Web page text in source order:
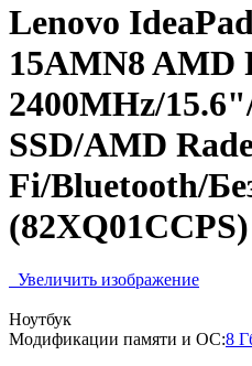
Lenovo
15AMN8 AMD
2400MHz/
SSD/AMD
Fi/Bluetooth/
Увеличить изображение
Ноутбук
Модификации памяти и ОС:8